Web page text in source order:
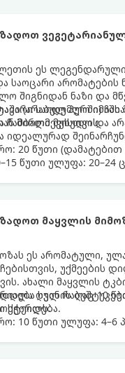
ეს
საოცარი
შიგნიდან ნაზი და
(არაბულ პურში)
მირთმევისთვის.
საიდუმლო
ჩამბალი მუხუდო და
იდეალურად
20 წუთი
წუთი ულუფა:
მაყვლის
ეს არომატული,
უქმეების
ახალი მაყვლის
ღვინის
სულ რაღაც 10
სჭირდება.
10 წუთი ულუფა: 4–6